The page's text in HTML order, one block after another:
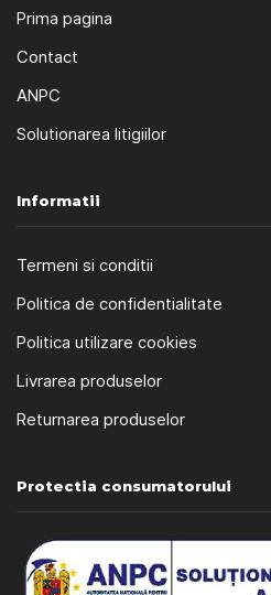
Prima pagina
Contact
ANPC
Solutionarea litigiilor
Informatii
Termeni si conditii
Politica de confidentialitate
Politica utilizare cookies
Livrarea produselor
Returnarea produselor
Protectia consumatorului